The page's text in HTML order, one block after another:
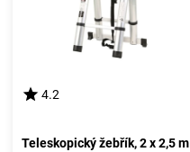
4.2
Teleskopický žebřík, 2 x 2,5 m